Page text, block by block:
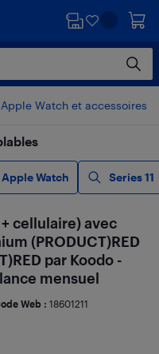
Apple Watch et accessoires
Apple Watch Series 11
cellulaire) avec
(PRODUCT)RED
par Koodo -
mensuel
Web : 18601211